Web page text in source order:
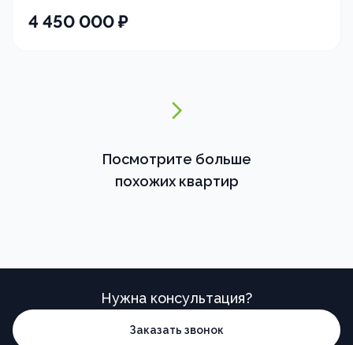
4 450 000₽
Посмотрите больше
похожих квартир
Нужна консультация?
Заказать звонок